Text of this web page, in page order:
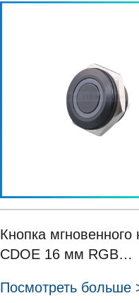
Кнопка мгновенного
CDOE 16 мм RGB
нормально открытая
Посмотреть больше